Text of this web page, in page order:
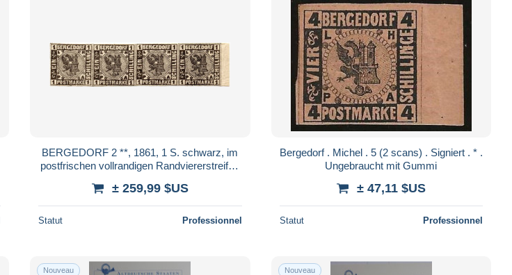
BERGEDORF 2 **, 1861, 1 S. schwarz, im
postfrischen vollrandigen Randviererstreifen
± 259,99 $US
Statut Professionnel
Bergedorf . Michel . 5 (2 scans) . Signiert . * .
Ungebraucht mit Gummi
± 47,11 $US
Statut Professionnel
Nouveau Nouveau